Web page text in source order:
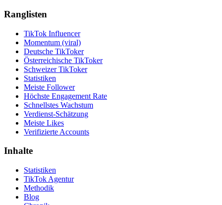
Ranglisten
TikTok Influencer
Momentum (viral)
Deutsche TikToker
Österreichische TikToker
Schweizer TikToker
Statistiken
Meiste Follower
Höchste Engagement Rate
Schnellstes Wachstum
Verdienst-Schätzung
Meiste Likes
Verifizierte Accounts
Inhalte
Statistiken
TikTok Agentur
Methodik
Blog